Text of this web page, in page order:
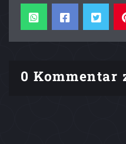
0 Kommentar